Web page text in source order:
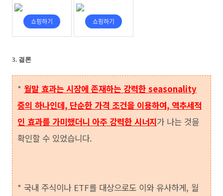
3. 결론
* 월말 효과는 시장에 존재하는 강력한 seasonality
중의 하나인데, 단순한 가격 조건을 이용하여, 역추세적
인 효과를 가미했더니 아주 강력한 시너지가 나는 것을
확인할 수 있었습니다.
* 국내 주식이나 ETF를 대상으로도 이와 유사하게, 월